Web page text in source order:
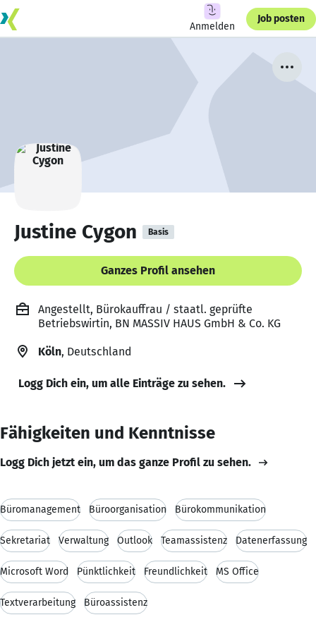
Anmelden
Job posten
Justine Cygon Basis
Ganzes Profil ansehen
Angestellt, Bürokauffrau / staatl. geprüfte
Betriebswirtin, BN MASSIV HAUS GmbH & Co. KG
Köln, Deutschland
Logg Dich ein, um alle Einträge zu sehen.
Fähigkeiten und Kenntnisse
Logg Dich jetzt ein, um das ganze Profil zu sehen.
Büromanagement Büroorganisation Bürokommunikation
Sekretariat Verwaltung Outlook Teamassistenz Datenerfassung
Microsoft Word Pünktlichkeit Freundlichkeit MS Office
Textverarbeitung Büroassistenz